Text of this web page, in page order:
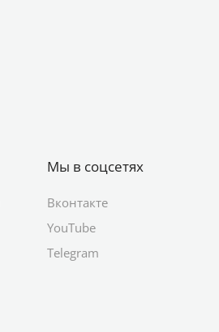
Мы в соцсетях
Вконтакте
YouTube
Telegram